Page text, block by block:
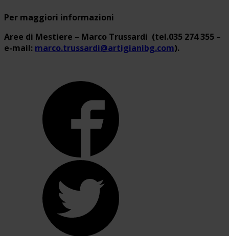
Per maggiori informazioni
Aree di Mestiere – Marco Trussardi (tel.035 274 355 –
e-mail: marco.trussardi@artigianibg.com).